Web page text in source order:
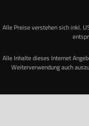
Alle Preise verstehen sich inkl.
Alle Inhalte dieses Internet
Weiterverwendung auch